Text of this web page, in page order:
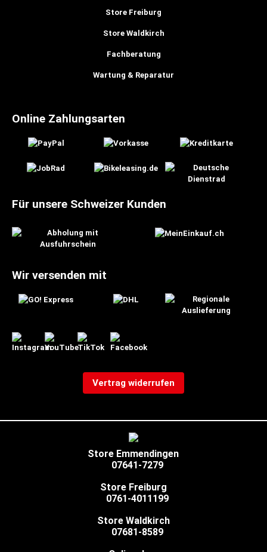
Store Freiburg
Store Waldkirch
Fachberatung
Wartung & Reparatur
Online Zahlungsarten
Für unsere Schweizer Kunden
Wir versenden mit
Vertrag widerrufen
Store Emmendingen
07641-7279
Store Freiburg
0761-4011199
Store Waldkirch
07681-8589